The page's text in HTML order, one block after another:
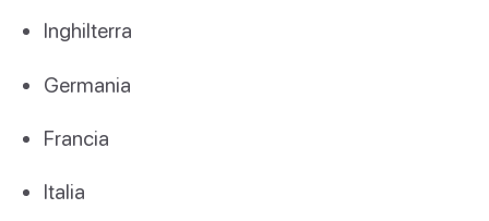
Inghilterra
Germania
Francia
Italia